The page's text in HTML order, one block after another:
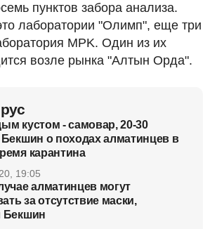
пунктов забора анализа.
лаборатории "Олимп", еще три
MPK. Один из их
возле рынка "Алтын Орда".
кустом - самовар, 20-30
о походах алматинцев в
карантина
19:05
алматинцев могут
за отсутствие маски,
Бекшин